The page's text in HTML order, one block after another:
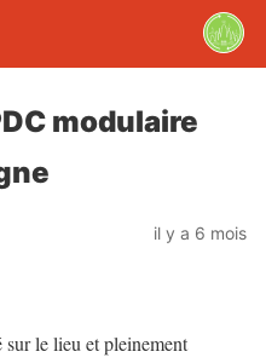
modulaire
il y a 6 mois
sur le lieu et pleinement